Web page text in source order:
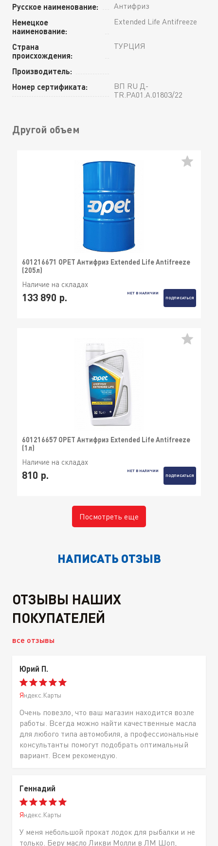
Русское наименование: Антифриз
Немецкое
наименование:
Extended Life Antifreeze
Страна
происхождения:
ТУРЦИЯ
Производитель:
Номер сертификата:
ВП RU Д-
TR.РА01.А.01803/22
Другой объем
601216671 OPET Антифриз Extended Life Antifreeze
(205л)
Наличие на складах
133 890 р.
НЕТ В НАЛИЧИИ
ПОДПИСАТЬСЯ
601216657 OPET Антифриз Extended Life Antifreeze
(1л)
Наличие на складах
810 р.
НЕТ В НАЛИЧИИ
ПОДПИСАТЬСЯ
Посмотреть еще
НАПИСАТЬ ОТЗЫВ
ОТЗЫВЫ НАШИХ
ПОКУПАТЕЛЕЙ
все отзывы
Юрий П.
Яндекс.Карты
Очень повезло, что ваш магазин находится возле
работы. Всегда можно найти качественные масла
для любого типа автомобиля, а профессиональные
консультанты помогут подобрать оптимальный
вариант. Всем рекомендую.
Геннадий
Яндекс.Карты
У меня небольшой прокат лодок для рыбалки и не
только. Беру масло Ликви Молли в ЛМ Шоп,